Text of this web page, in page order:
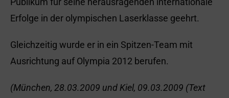
Erfolge in der olympischen Laserklasse geehrt.
Gleichzeitig wurde er in ein Spitzen-Team mit
Ausrichtung auf Olympia 2012 berufen.
(München, 28.03.2009 und Kiel, 09.03.2009 (Text